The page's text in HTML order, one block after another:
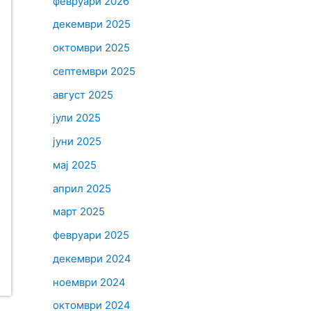
декември 2025
октомври 2025
септември 2025
август 2025
јули 2025
јуни 2025
мај 2025
април 2025
март 2025
февруари 2025
декември 2024
ноември 2024
октомври 2024